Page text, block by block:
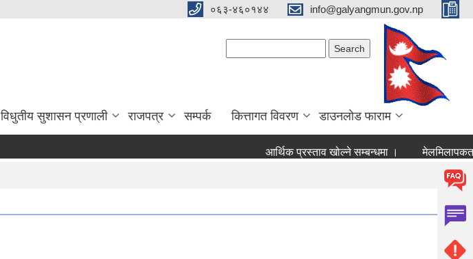
०६३-४६०१४४ info@galyangmun.gov.np
विधुतीय सुशासन प्रणाली राजपत्र सम्पर्क कित्तागत विवरण डाउनलोड फाराम
आर्थिक प्रस्ताव खोल्ने सम्बन्धमा ।